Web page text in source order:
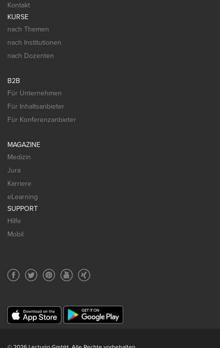
Kontakt
KURSE
nach Themen
nach Institutionen
nach Dozenten
B2B
Für Unternehmen
Für Inhaltsanbieter
Für Konferenzanbieter
MAGAZINE
Medizin
Jura
Karriere
eLearning
SUPPORT
Hilfe
Mobil